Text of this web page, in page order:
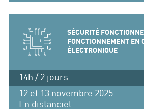
SÉCURITÉ
FONCTIONNEMENT EN
ÉLECTRONIQUE
14h / 2 jours
12 et 13 novembre 2025
En distanciel